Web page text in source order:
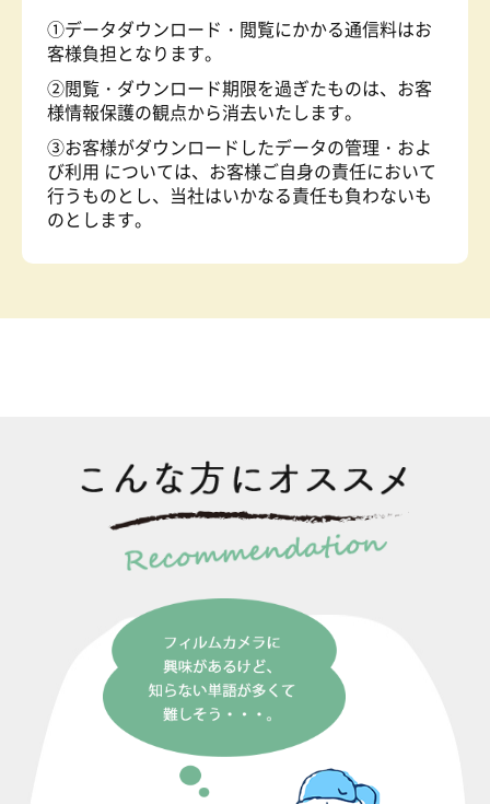
①データダウンロード・閲覧にかかる通信料はお
客様負担となります。
②閲覧・ダウンロード期限を過ぎたものは、お客
様情報保護の観点から消去いたします。
③お客様がダウンロードしたデータの管理・およ
び利用 については、お客様ご自身の責任において
行うものとし、当社はいかなる責任も負わないも
のとします。